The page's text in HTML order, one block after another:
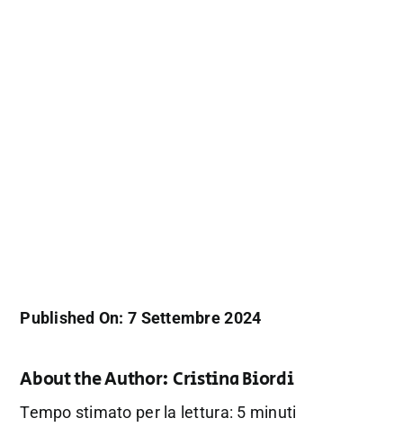
Published On: 7 Settembre 2024
About the Author: Cristina Biordi
Tempo stimato per la lettura: 5 minuti